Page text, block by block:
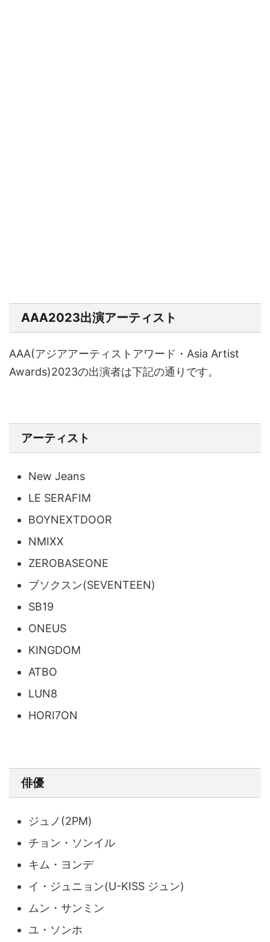
AAA2023出演アーティスト
AAA(アジアアーティストアワード・Asia Artist
Awards)2023の出演者は下記の通りです。
アーティスト
New Jeans
LE SERAFIM
BOYNEXTDOOR
NMIXX
ZEROBASEONE
ブソクスン(SEVENTEEN)
SB19
ONEUS
KINGDOM
ATBO
LUN8
HORI7ON
俳優
ジュノ(2PM)
チョン・ソンイル
キム・ヨンデ
イ・ジュニョン(U-KISS ジュン)
ムン・サンミン
ユ・ソンホ